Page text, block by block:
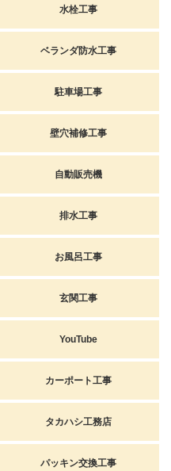
水栓工事
ベランダ防水工事
駐車場工事
壁穴補修工事
自動販売機
排水工事
お風呂工事
玄関工事
YouTube
カーポート工事
タカハシ工務店
パッキン交換工事